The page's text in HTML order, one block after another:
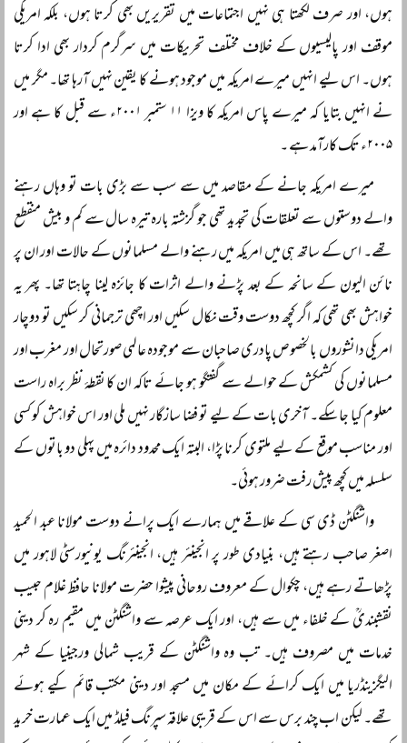
ہوں، اور صرف لکھتا ہی نہیں اجتماعات میں تقریریں بھی کرتا ہوں، بلکہ امریکی
موقف اور پالیسیوں کے خلاف مختلف تحریکات میں سرگرم کردار بھی ادا کرتا
ہوں۔ اس لیے انہیں میرے امریکہ میں موجود ہونے کا یقین نہیں آرہا تھا۔ مگر میں
نے انہیں بتایا کہ میرے پاس امریکہ کا ویزا ۱۱ ستمبر ۲۰۰۱ء سے قبل کا ہے اور
۲۰۰۵ء تک کارآمد ہے ۔
میرے امریکہ جانے کے مقاصد میں سے سب سے بڑی بات تو وہاں رہنے
والے دوستوں سے تعلقات کی تجدید تھی جو گزشتہ بارہ تیرہ سال سے کم و بیش منقطع
تھے۔ اس کے ساتھ ہی میں امریکہ میں رہنے والے مسلمانوں کے حالات اور ان پر
نائن الیون کے سانحہ کے بعد پڑنے والے اثرات کا جائزہ لینا چاہتا تھا۔ پھر یہ
خواہش بھی تھی کہ اگر کچھ دوست وقت نکال سکیں اور اچھی ترجمانی کر سکیں تو دوچار
امریکی دانشوروں بالخصوص پادری صاحبان سے موجودہ عالمی صورتحال اور مغرب اور
مسلمانوں کی کشمکش کے حوالے سے گفتگو ہو جائے تاکہ ان کا نقطۂ نظر براہ راست
معلوم کیا جا سکے۔ آخری بات کے لیے تو فضا سازگار نہیں ملی اور اس خواہش کو کسی
اور مناسب موقع کے لیے ملتوی کرنا پڑا، البتہ ایک محدود دائرہ میں پہلی دو باتوں کے
سلسلہ میں کچھ پیش رفت ضرور ہوئی۔
واشنگٹن ڈی سی کے علاقے میں ہمارے ایک پرانے دوست مولانا عبد الحمید
اصغر صاحب رہتے ہیں، بنیادی طور پر انجینئر ہیں، انجینئرنگ یونیورسٹی لاہور میں
پڑھاتے رہے ہیں، چکوال کے معروف روحانی پیشوا حضرت مولانا حافظ غلام حبیب
نقشبندیؒ کے خلفاء میں سے ہیں، اور ایک عرصہ سے واشنگٹن میں مقیم رہ کر دینی
خدمات میں مصروف ہیں۔ تب وہ واشنگٹن کے قریب شمالی ورجینیا کے شہر
الیگزینڈریا میں ایک کرائے کے مکان میں مسجد اور دینی مکتب قائم کیے ہوئے
تھے۔ لیکن اب چند برس سے اس کے قریبی علاقہ سپرنگ فیلڈ میں ایک عمارت خرید